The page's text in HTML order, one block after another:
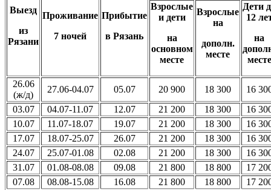
Выезд
из
Рязани
Проживание
7 ночей
Прибытие
в Рязань
Взрослые
и дети
на
основном
месте
Взрослые
на
дополн.
месте
Дети
12
на
месте
26.06
(ж/д)
27.06-04.07 05.07 20 900 18 300
16
03.07
04.07-11.07 12.07 21 200 18 300
16
10.07
11.07-18.07 19.07 21 200 18 300
16
17.07
18.07-25.07 26.07 21 200 18 300
16
24.07
25.07-01.08 02.08 21 200 18 300
16
31.07
01.08-08.08 09.08 21 800 18 800
17
07.08
08.08-15.08 16.08 21 800 18 800
17